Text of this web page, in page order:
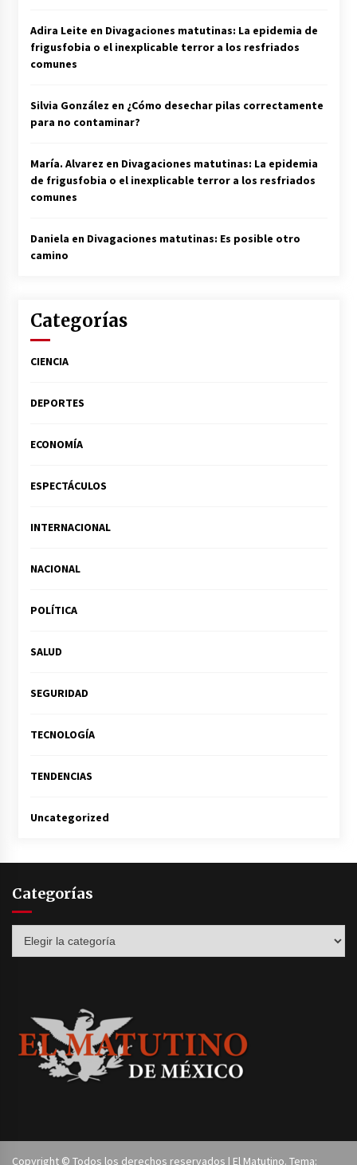
Adira Leite en Divagaciones matutinas: La epidemia de
frigusfobia o el inexplicable terror a los resfriados
comunes
Silvia González en ¿Cómo desechar pilas correctamente
para no contaminar?
María. Alvarez en Divagaciones matutinas: La epidemia
de frigusfobia o el inexplicable terror a los resfriados
comunes
Daniela en Divagaciones matutinas: Es posible otro
camino
Categorías
CIENCIA
DEPORTES
ECONOMÍA
ESPECTÁCULOS
INTERNACIONAL
NACIONAL
POLÍTICA
SALUD
SEGURIDAD
TECNOLOGÍA
TENDENCIAS
Uncategorized
Categorías
Copyright © Todos los derechos reservados | El Matutino. Tema: